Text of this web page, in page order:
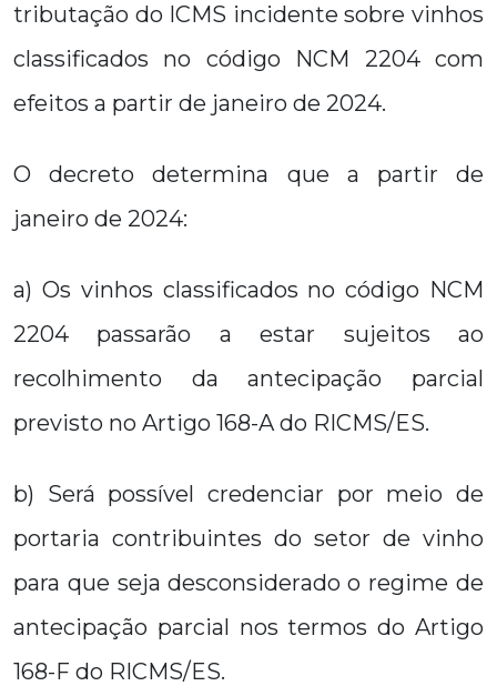
tributação do ICMS incidente sobre vinhos
classificados no código NCM 2204 com
efeitos a partir de janeiro de 2024.
O decreto determina que a partir de
janeiro de 2024:
a) Os vinhos classificados no código NCM
2204 passarão a estar sujeitos ao
recolhimento da antecipação parcial
previsto no Artigo 168-A do RICMS/ES.
b) Será possível credenciar por meio de
portaria contribuintes do setor de vinho
para que seja desconsiderado o regime de
antecipação parcial nos termos do Artigo
168-F do RICMS/ES.